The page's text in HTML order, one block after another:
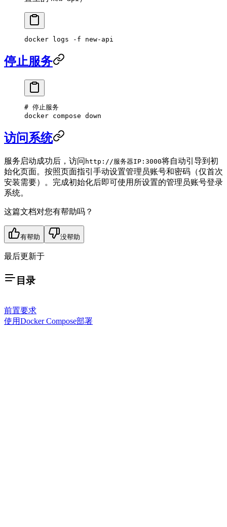
docker logs -f new-api
停止服务
# 停止服务
docker compose down
访问系统
服务启动成功后，访问 http://服务器IP:3000将自动引导到初
始化页面。按照页面指引手动设置管理员账号和密码（仅首次
安装需要）。完成初始化后即可使用所设置的管理员账号登录
系统。
这篇文档对您有帮助吗？
有帮助 没帮助
最后更新于
目录
前置要求
使用Docker Compose部署